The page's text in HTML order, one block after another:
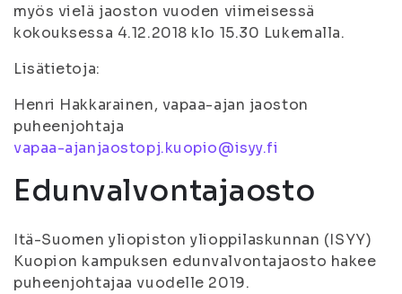
myös vielä jaoston vuoden viimeisessä
kokouksessa 4.12.2018 klo 15.30 Lukemalla.
Lisätietoja:
Henri Hakkarainen, vapaa-ajan jaoston
puheenjohtaja
vapaa-ajanjaostopj.kuopio@isyy.fi
Edunvalvontajaosto
Itä-Suomen yliopiston ylioppilaskunnan (ISYY)
Kuopion kampuksen edunvalvontajaosto hakee
puheenjohtajaa vuodelle 2019.